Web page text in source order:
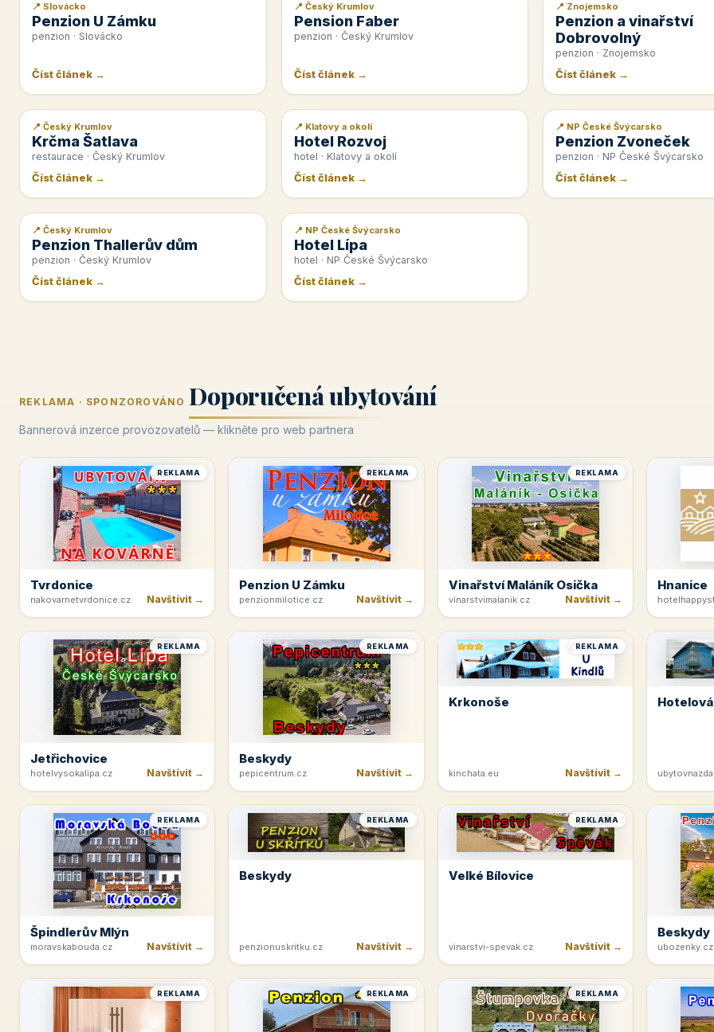
📰 PR článek
📍 Slovácko
Penzion U Zámku
penzion · Slovácko
Číst článek →
📰 PR článek
📍 Český Krumlov
Pension Faber
penzion · Český Krumlov
Číst článek →
📰 PR článek
📍 Znojemsko
Penzion a vinařství
Dobrovolný
penzion · Znojemsko
Číst článek →
📰 PR článek
📍 Český Krumlov
Krčma Šatlava
restaurace · Český Krumlov
Číst článek →
📰 PR článek
📍 Klatovy a okolí
Hotel Rozvoj
hotel · Klatovy a okolí
Číst článek →
📰 PR článek
📍 NP České Švýcarsko
Penzion Zvoneček
penzion · NP České Švýcarsko
Číst článek →
📰 PR článek
📍 Český Krumlov
Penzion Thallerův dům
penzion · Český Krumlov
Číst článek →
📰 PR článek
📍 NP České Švýcarsko
Hotel Lípa
hotel · NP České Švýcarsko
Číst článek →
REKLAMA · SPONZOROVÁNO Doporučená ubytování
Bannerová inzerce provozovatelů — klikněte pro web partnera
REKLAMA
Tvrdonice
nakovarnetvrdonice.cz Navštívit →
REKLAMA
Penzion U Zámku
penzionmilotice.cz Navštívit →
REKLAMA
Vinařství Maláník Osička
vinarstvimalanik.cz Navštívit →
Hnanice
REKLAMA
Jetřichovice
hotelvysokalipa.cz Navštívit →
REKLAMA
Beskydy
pepicentrum.cz Navštívit →
REKLAMA
Krkonoše
kinchata.eu Navštívit →
REKLAMA
Špindlerův Mlýn
moravskabouda.cz Navštívit →
REKLAMA
Beskydy
penzionuskritku.cz Navštívit →
REKLAMA
Velké Bílovice
vinarstvi-spevak.cz Navštívit →
Beskydy
ubozenky.cz
REKLAMA REKLAMA REKLAMA